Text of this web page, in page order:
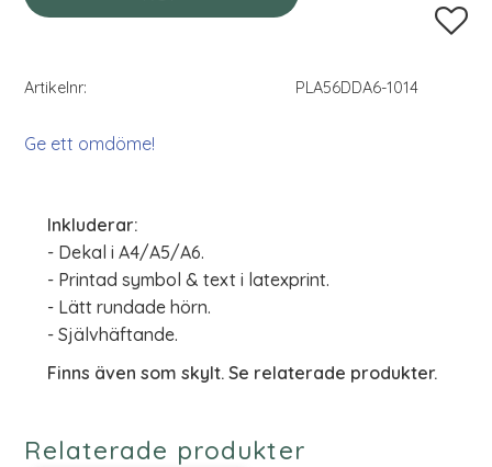
Lägg
Artikelnr PLA56DDA6-1014
Ge ett omdöme!
Inkluderar:
- Dekal i A4/A5/A6.
- Printad symbol & text i latexprint.
- Lätt rundade hörn.
- Självhäftande.
Finns även som skylt. Se relaterade produkter.
Relaterade produkter